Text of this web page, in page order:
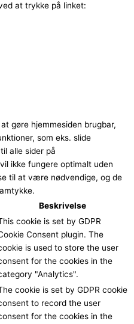
at trykke på linket:
gøre hjemmesiden brugbar,
som eks. slide
alle sider på
ikke fungere optimalt uden
til at være nødvendige, og de
Beskrivelse
cookie is set by GDPR
Consent plugin. The
is used to store the user
for the cookies in the
"Analytics".
cookie is set by GDPR cookie
to record the user
for the cookies in the